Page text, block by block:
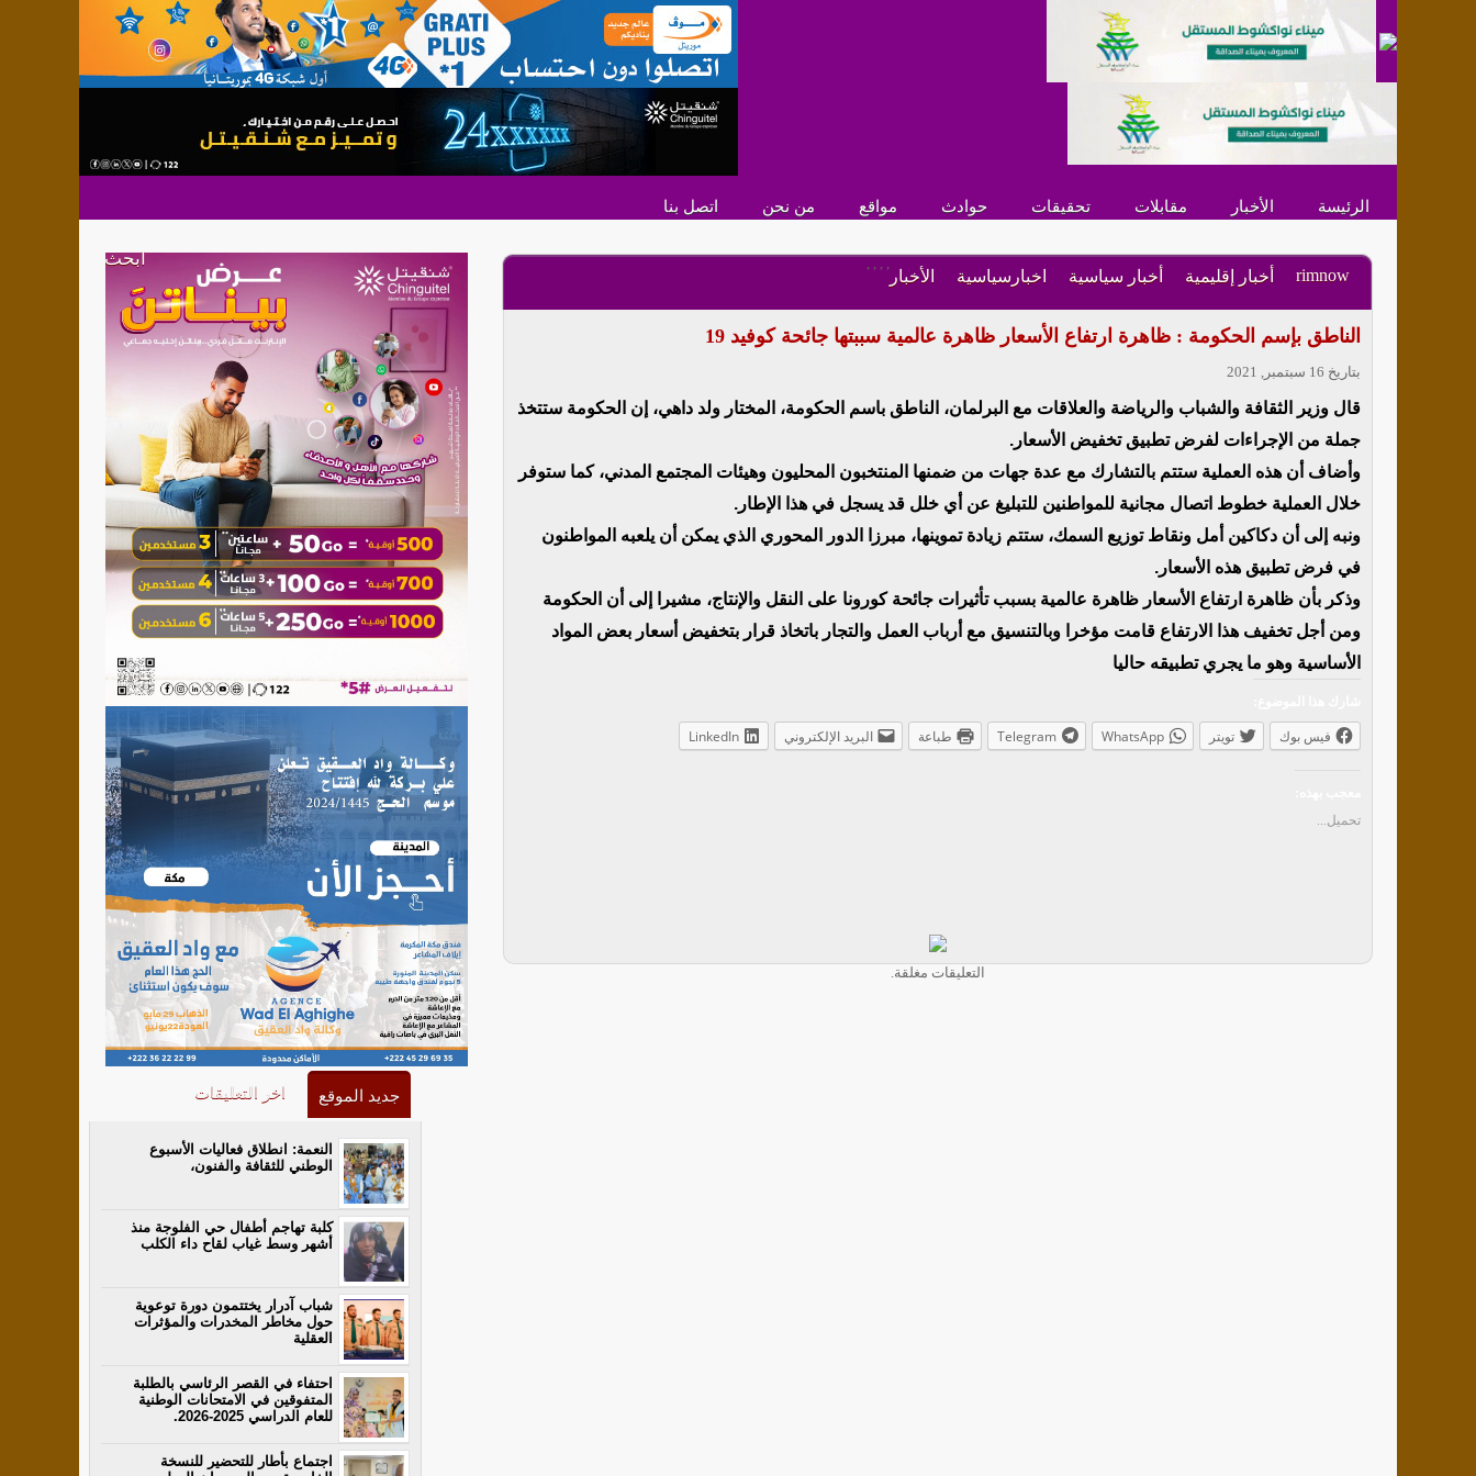
الرئيسة الأخبار مقابلات تحقيقات حوادث مواقع من نحن اتصل بنا
rimnow
,
أخبار إقليمية
,
أخبار سياسية
,
اخبارسياسية
,
الأخبار
الناطق بإسم الحكومة : ظاهرة ارتفاع الأسعار ظاهرة عالمية سببتها جائحة كوفيد 19
بتاريخ 16 سبتمبر, 2021
قال وزير الثقافة والشباب والرياضة والعلاقات مع البرلمان، الناطق باسم الحكومة، المختار ولد داهي، إن الحكومة ستتخذ
جملة من الإجراءات لفرض تطبيق تخفيض الأسعار.
وأضاف أن هذه العملية ستتم بالتشارك مع عدة جهات من ضمنها المنتخبون المحليون وهيئات المجتمع المدني، كما ستوفر
خلال العملية خطوط اتصال مجانية للمواطنين للتبليغ عن أي خلل قد يسجل في هذا الإطار.
ونبه إلى أن دكاكين أمل ونقاط توزيع السمك، ستتم زيادة تموينها، مبرزا الدور المحوري الذي يمكن أن يلعبه المواطنون
في فرض تطبيق هذه الأسعار.
وذكر بأن ظاهرة ارتفاع الأسعار ظاهرة عالمية بسبب تأثيرات جائحة كورونا على النقل والإنتاج، مشيرا إلى أن الحكومة
ومن أجل تخفيف هذا الارتفاع قامت مؤخرا وبالتنسيق مع أرباب العمل والتجار باتخاذ قرار بتخفيض أسعار بعض المواد
الأساسية وهو ما يجري تطبيقه حاليا
فيس بوك تويتر WhatsApp
Telegram طباعة البريد الإلكتروني LinkedIn
تحميل...
التعليقات مغلقة.
جديد الموقع اخر التعليقات
النعمة: انطلاق فعاليات الأسبوع
الوطني للثقافة والفنون،
كلبة تهاجم أطفال حي الفلوجة منذ
أشهر وسط غياب لقاح داء الكلب
شباب آدرار يختتمون دورة توعوية
حول مخاطر المخدرات والمؤثرات
العقلية
احتفاء في القصر الرئاسي بالطلبة
المتفوقين في الامتحانات الوطنية
للعام الدراسي 2025-2026.
اجتماع بأطار للتحضير للنسخة